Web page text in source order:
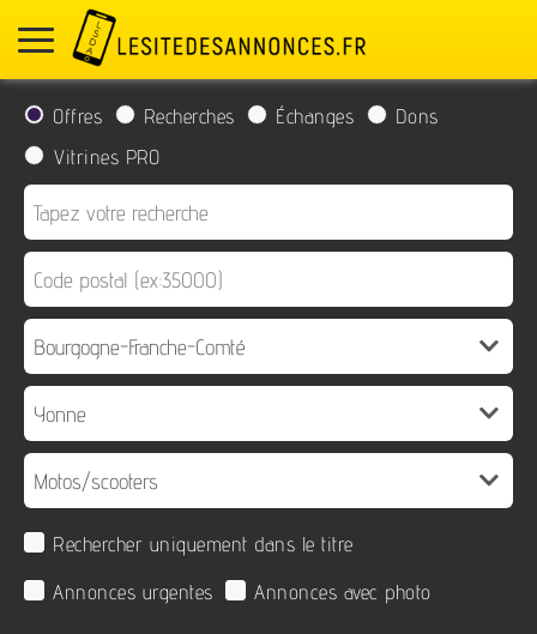
Offres Recherches Échanges
Dons
Vitrines PRO
Rechercher uniquement dans le titre
Annonces urgentes
Annonces avec photo